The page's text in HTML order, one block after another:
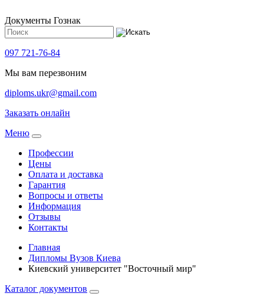
Документы Гознак
097 721-76-84
Мы вам перезвоним
diploms.ukr@gmail.com
Заказать онлайн
Meню
Профессии
Цены
Оплата и доставка
Гарантия
Вопросы и ответы
Информация
Отзывы
Контакты
Главная
Дипломы Вузов Киева
Киевский университет "Восточный мир"
Каталог документов